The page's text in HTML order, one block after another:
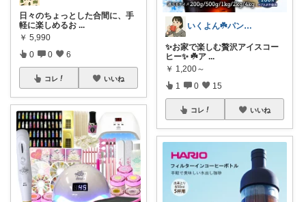
日々のちょっとした合間に、手
軽に楽しめるお ...
￥ 5,990
0 0 6
コレ いいね
いくよん☘️パンのある暮らし✨
✨お家で楽しむ贅沢アイスコー
ヒー✨ ☘️ア ...
￥ 1,200～
1 0 15
コレ いいね